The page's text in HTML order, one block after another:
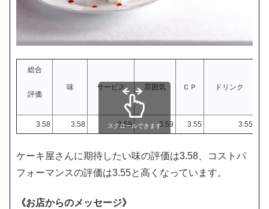
総合
評価
味 サービス 雰囲気 ＣＰ ドリンク
3.58 3.58 3.59 3.59 3.55 3.55
スクロールできます
ケーキ屋さんに期待したい味の評価は3.58、コストパ
フォーマンスの評価は3.55と高くなっています。
《お店からのメッセージ》